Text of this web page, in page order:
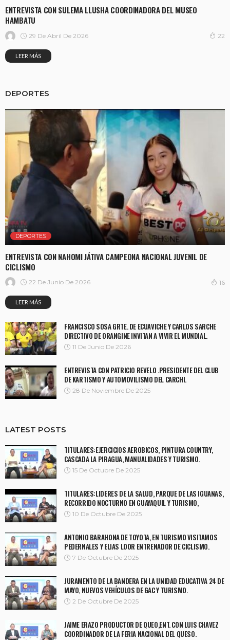
ENTREVISTA CON SULEMA LLUSHA COORDINADORA DEL MUSEO
HAMBATU
29 De Abril De 2026 22
LEER MÁS
DEPORTES
DEPORTES
ENTREVISTA CON NAHOMI JÁTIVA CAMPEONA NACIONAL JUVENIL DE
CICLISMO
22 De Junio De 2026 16
LEER MÁS
FRANCISCO SOSA GRTE. DE ECUAVICHE Y CARLOS SARCHE
DIRECTIVO DE ORANGINE INVITAN A VIVIR EL MUNDIAL.
11 De Junio De 2026
ENTREVISTA CON PATRICIO REVELO .PRESIDENTE DEL CLUB
DE KARTISMO Y AUTOMOVILISMO DEL CARCHI.
28 De Noviembre De 2025
LATEST POSTS
TITULARES:EJERCICIOS AEROBICOS, PINTURA COUNTRY,
CASCADA LA PIRAGUA, MANUALIDADES Y TURISMO.
15 De Octubre De 2025
TITULARES:LIDERES DE LA SALUD, PARQUE DE LAS IGUANAS,
RECORRIDO NOCTURNO EN GUAYAQUIL Y TURISMO,
10 De Octubre De 2025
ANTONIO BARAHONA DE TOYOTA, EN TURISMO VISITAMOS
PEDERNALES Y ELIAS LOOR ENTRENADOR DE CICLISMO.
7 De Octubre De 2025
JURAMENTO DE LA BANDERA EN LA UNIDAD EDUCATIVA 24 DE
MAYO, NUEVOS VEHÍCULOS DE GAC Y TURISMO.
2 De Octubre De 2025
JAIME ERAZO PRODUCTOR DE QUEO,ENT. CON LUIS CHAVEZ
COORDINADOR DE LA FERIA NACIONAL DEL QUESO.